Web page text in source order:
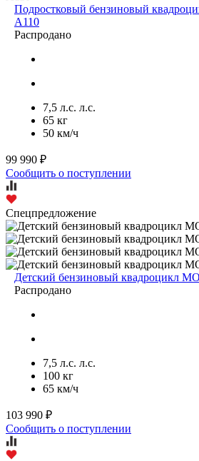
Подростковый бензиновый
A110
Распродано
7,5 л.с. л.с.
65 кг
50 км/ч
99 990 ₽
Сообщить о поступлении
Спецпредложение
Детский бензиновый квадроцикл
Распродано
7,5 л.с. л.с.
100 кг
65 км/ч
103 990 ₽
Сообщить о поступлении